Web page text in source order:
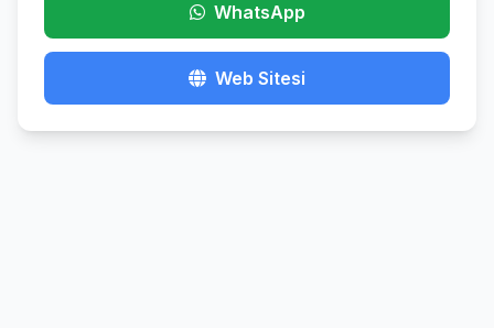
WhatsApp
Web Sitesi